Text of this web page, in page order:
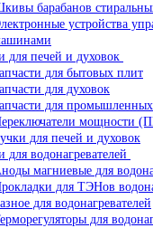
барабанов
устройства
для печей и духовок
для бытовых плит
для духовок
для
мощности
для печей и духовок
для водонагревателей
магниевые для
для ТЭНов
для водонагревателей
для